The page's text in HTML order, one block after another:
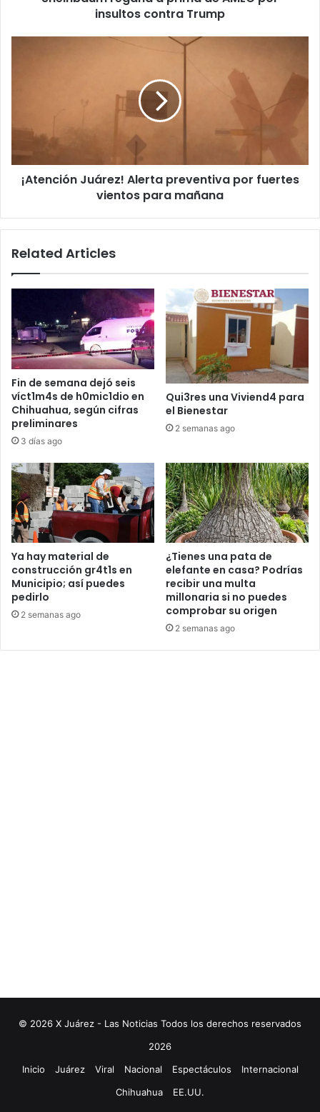
insultos contra Trump
vientos
mañana
¡Atención Juárez! Alerta preventiva por fuertes
vientos para mañana
Related Articles
Fin de semana dejó seis
víct1m4s de h0mic1dio en
Chihuahua, según cifras
preliminares
3 días ago
Qui3res una Viviend4 para
el Bienestar
2 semanas ago
Ya hay material de
construcción gr4t1s en
Municipio; así puedes
pedirlo
2 semanas ago
¿Tienes una pata de
elefante en casa? Podrías
recibir una multa
millonaria si no puedes
comprobar su origen
2 semanas ago
© 2026 X Juárez - Las Noticias Todos los derechos reservados
2026
Inicio
Juárez Viral Nacional Espectáculos
Internacional
Chihuahua
EE.UU.